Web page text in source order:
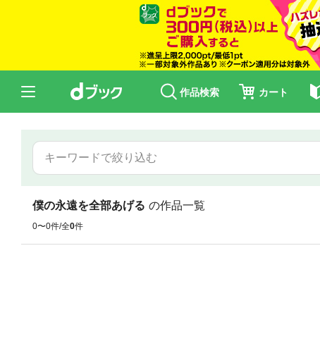
作品検索 カート
僕の永遠を全部あげる の作品一覧
0〜0件/全0件